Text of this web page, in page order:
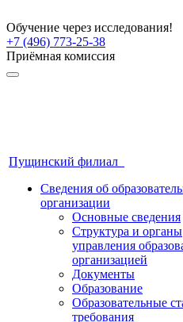
Обучение через исследования!
+7 (496) 773-25-38
Приёмная комиссия
Пущинский филиал
Сведения об
организации
Основные сведения
Структура и органы
управления
организацией
Документы
Образование
Образовательные
требования